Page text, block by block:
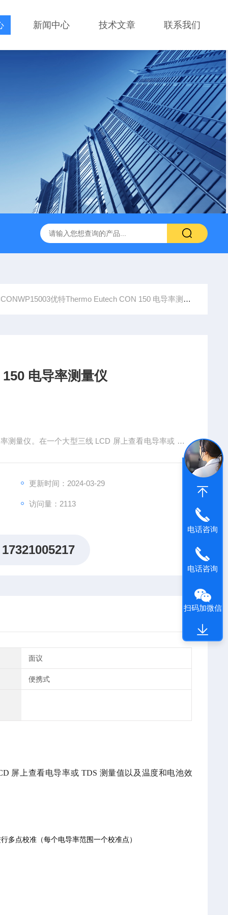
新闻中心 技术文章 联系我们
超纯水机 GenPure Pro UV/UF 310P-01A，STARA2118
优特Thermo Eutech CON 150 电导率测量仪
CON 150 电导率测量仪
测量仪。在一个大型三线 LCD 屏上查看电导率或 TD
更新时间：2024-03-29
访问量：2113
17321005217
面议
便携式
屏上查看电导率或 TDS 测量值以及温度和电池效
多点校准（每个电导率范围一个校准点）
电话咨询
电话咨询
扫码加微信